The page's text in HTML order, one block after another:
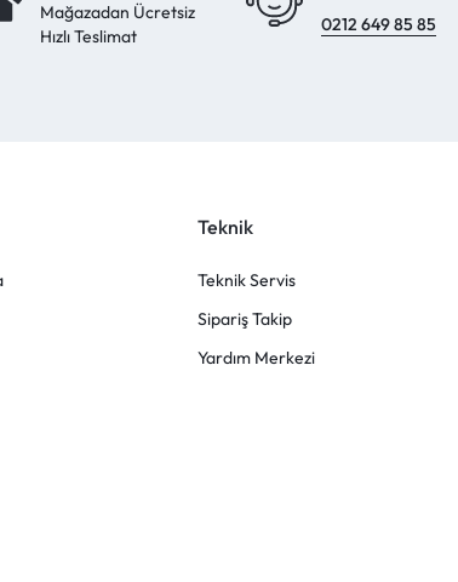
Mağazadan Ücretsiz
Hızlı Teslimat
0212 649 85 85
Teknik
Teknik Servis
Sipariş Takip
Yardım Merkezi